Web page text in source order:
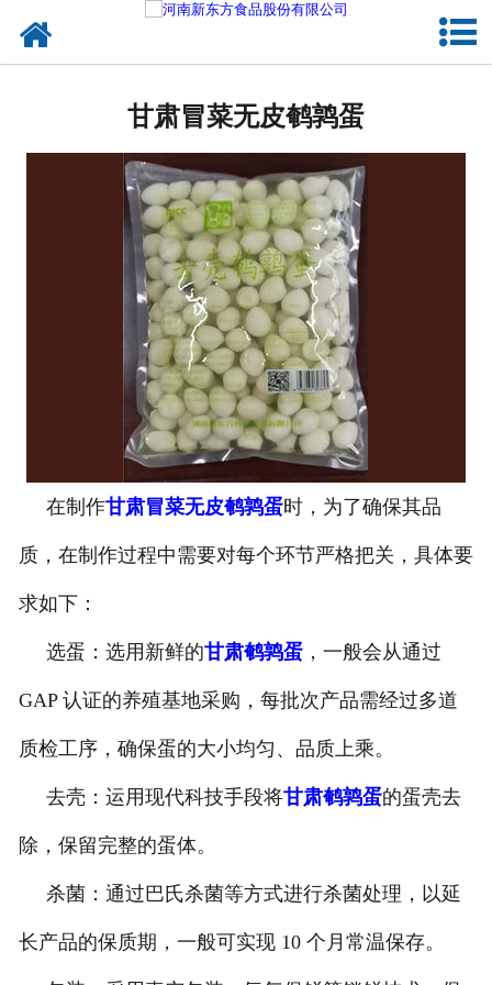
甘肃熟食品
甘肃调味品
甘肃鸡蛋壳粉
甘肃新东方食品
甘肃食品代加工
甘肃精忠报国八大锤典故版
- 甘肃蜜汁味卤蛋
- 甘肃茶香味卤蛋
甘肃冒菜无皮鹌鹑蛋
在制作甘肃冒菜无皮鹌鹑蛋时，为了确保其品
质，在制作过程中需要对每个环节严格把关，具体要
求如下：
选蛋：选用新鲜的甘肃鹌鹑蛋，一般会从通过
GAP 认证的养殖基地采购，每批次产品需经过多道
质检工序，确保蛋的大小均匀、品质上乘。
去壳：运用现代科技手段将甘肃鹌鹑蛋的蛋壳去
除，保留完整的蛋体。
杀菌：通过巴氏杀菌等方式进行杀菌处理，以延
长产品的保质期，一般可实现 10 个月常温保存。